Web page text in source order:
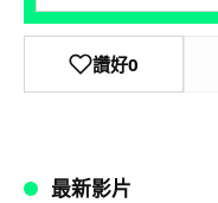
讚好0
最新影片